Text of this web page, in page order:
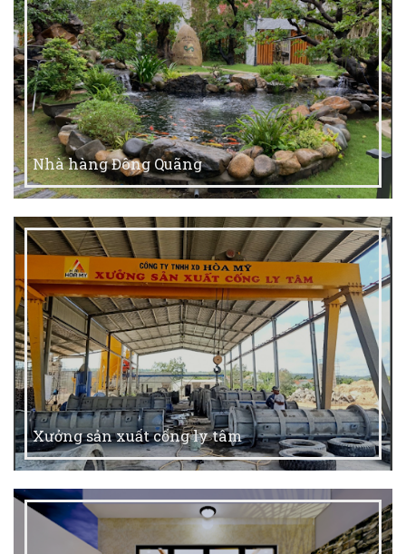
Nhà hàng Đông Quãng
Xưởng sản xuất cống ly tâm